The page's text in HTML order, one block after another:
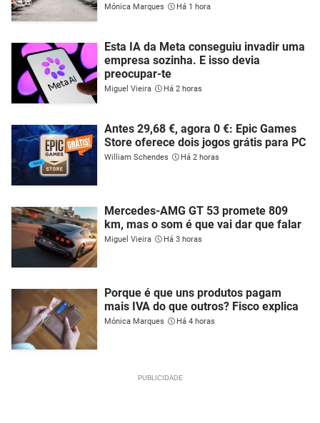
Mónica Marques Há 1 hora
Esta IA da Meta conseguiu invadir uma
empresa sozinha. E isso devia
preocupar-te
Miguel Vieira Há 2 horas
Antes 29,68 €, agora 0 €: Epic Games
Store oferece dois jogos grátis para PC
William Schendes Há 2 horas
Mercedes-AMG GT 53 promete 809
km, mas o som é que vai dar que falar
Miguel Vieira Há 3 horas
Porque é que uns produtos pagam
mais IVA do que outros? Fisco explica
Mónica Marques Há 4 horas